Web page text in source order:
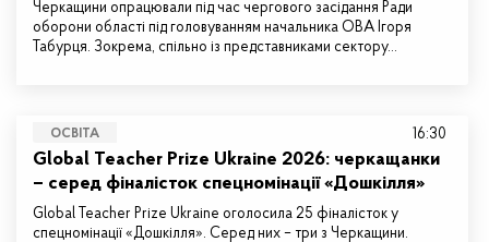
Черкащини опрацювали під час чергового засідання Ради
оборони області під головуванням начальника ОВА Ігоря
Табурця. Зокрема, спільно із представниками сектору…
ОСВІТА
Global Teacher Prize Ukraine 2026: черкащанки
– серед фіналісток спецномінації «Дошкілля»
Global Teacher Prize Ukraine оголосила 25 фіналісток у
спецномінації «Дошкілля». Серед них – три з Черкащини.
16:30